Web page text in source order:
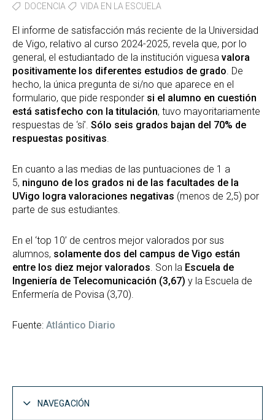
DOCENCIA
VIDA EN LA ESCUELA
El informe de satisfacción más reciente de la Universidad
de Vigo, relativo al curso 2024-2025, revela que, por lo
general, el estudiantado de la institución viguesa valora
positivamente los diferentes estudios de grado. De
hecho, la única pregunta de si/no que aparece en el
formulario, que pide responder si el alumno en cuestión
está satisfecho con la titulación, tuvo mayoritariamente
respuestas de ‘sí’. Sólo seis grados bajan del 70% de
respuestas positivas.
En cuanto a las medias de las puntuaciones de 1 a
5, ninguno de los grados ni de las facultades de la
UVigo logra valoraciones negativas (menos de 2,5) por
parte de sus estudiantes.
En el ‘top 10’ de centros mejor valorados por sus
alumnos, solamente dos del campus de Vigo están
entre los diez mejor valorados. Son la Escuela de
Ingeniería de Telecomunicación (3,67) y la Escuela de
Enfermería de Povisa (3,70).
Fuente: Atlántico Diario
NAVEGACIÓN